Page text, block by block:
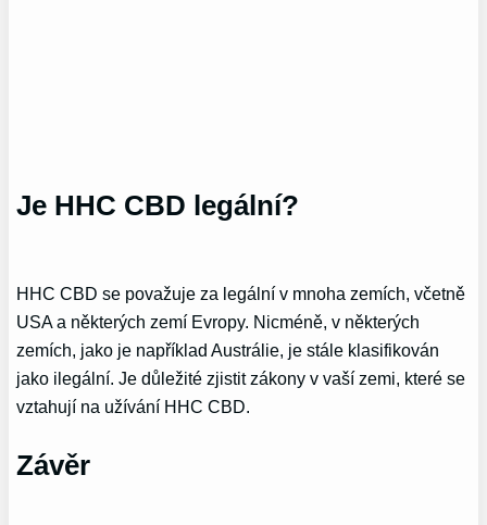
Je HHC CBD legální?
HHC CBD se považuje za legální v mnoha zemích, včetně
USA a některých zemí Evropy. Nicméně, v některých
zemích, jako je například Austrálie, je stále klasifikován
jako ilegální. Je důležité zjistit zákony v vaší zemi, které se
vztahují na užívání HHC CBD.
Závěr